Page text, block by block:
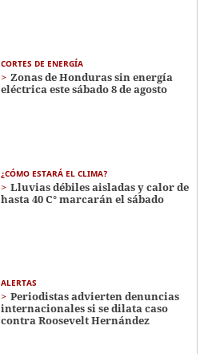
CORTES DE ENERGÍA
Zonas de Honduras sin energía
eléctrica este sábado 8 de agosto
¿CÓMO ESTARÁ EL CLIMA?
Lluvias débiles aisladas y calor de
hasta 40 C° marcarán el sábado
ALERTAS
Periodistas advierten denuncias
internacionales si se dilata caso
contra Roosevelt Hernández